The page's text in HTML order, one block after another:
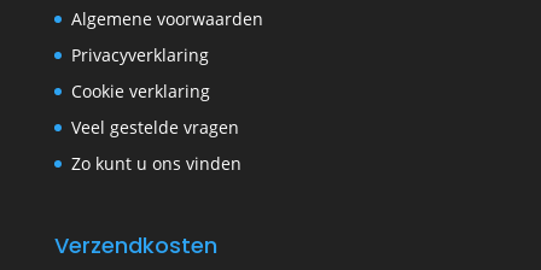
Algemene voorwaarden
Privacyverklaring
Cookie verklaring
Veel gestelde vragen
Zo kunt u ons vinden
Verzendkosten